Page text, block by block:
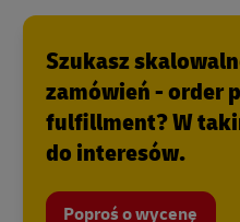
Szukasz
zamówień - order
fulfillment? W
do interesów.
Poproś o wycenę